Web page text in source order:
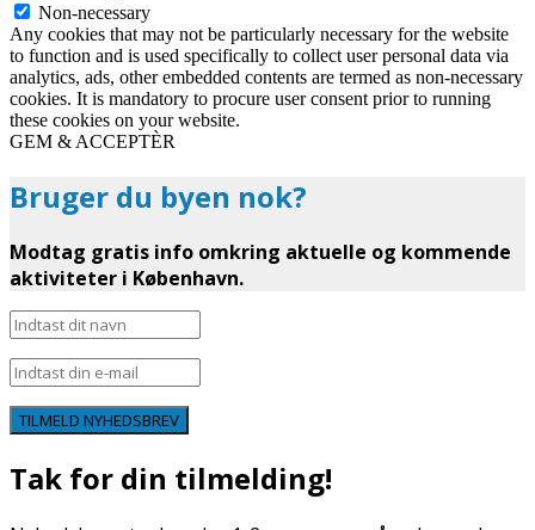
Non-necessary
Any cookies that may not be particularly necessary for the website
to function and is used specifically to collect user personal data via
analytics, ads, other embedded contents are termed as non-necessary
cookies. It is mandatory to procure user consent prior to running
these cookies on your website.
GEM & ACCEPTÈR
Bruger du byen nok?
Modtag gratis info omkring aktuelle og kommende
aktiviteter i København.
TILMELD NYHEDSBREV
Tak for din tilmelding!